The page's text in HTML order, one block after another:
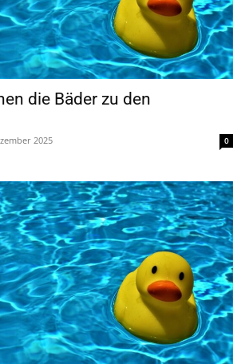
die Bäder zu den
2025 0